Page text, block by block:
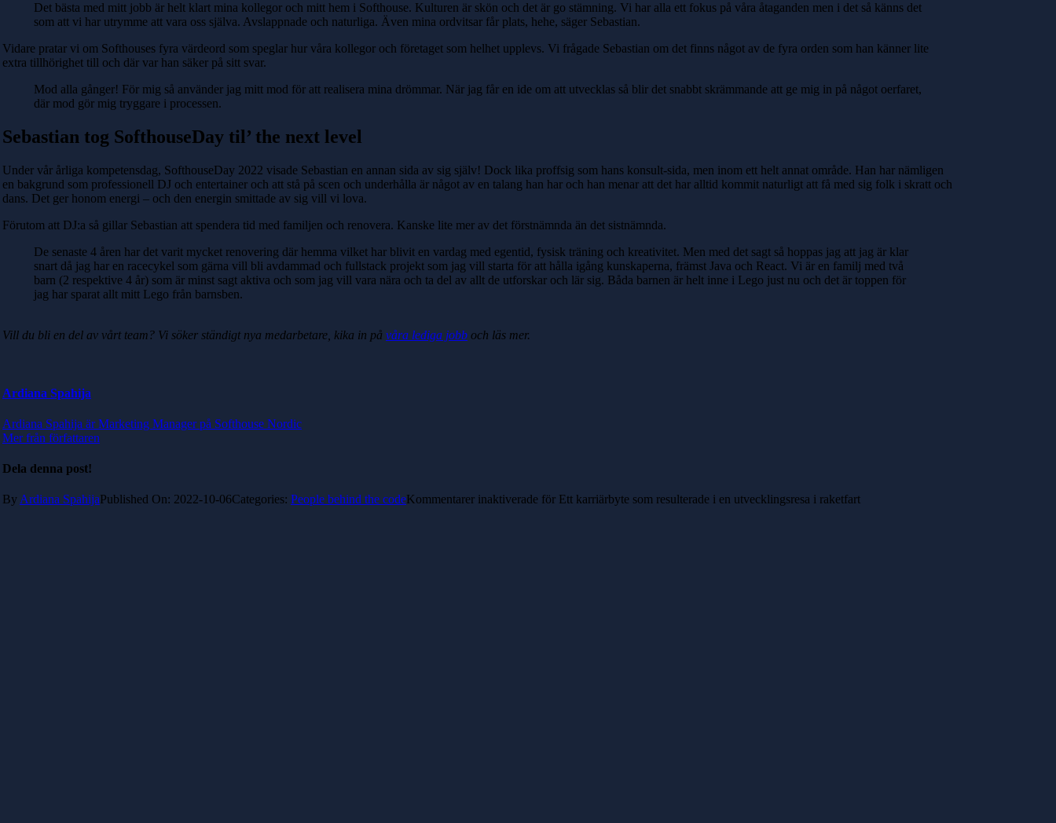
Det bästa med mitt jobb är helt klart mina kollegor och mitt hem i Softhouse. Kulturen är skön och det är go stämning. Vi har alla ett fokus på våra åtaganden men i det så känns det
som att vi har utrymme att vara oss själva. Avslappnade och naturliga. Även mina ordvitsar får plats, hehe, säger Sebastian.
Vidare pratar vi om Softhouses fyra värdeord som speglar hur våra kollegor och företaget som helhet upplevs. Vi frågade Sebastian om det finns något av de fyra orden som han känner lite
extra tillhörighet till och där var han säker på sitt svar.
Mod alla gånger! För mig så använder jag mitt mod för att realisera mina drömmar. När jag får en ide om att utvecklas så blir det snabbt skrämmande att ge mig in på något oerfaret,
där mod gör mig tryggare i processen.
Sebastian tog SofthouseDay til’ the next level
Under vår årliga kompetensdag, SofthouseDay 2022 visade Sebastian en annan sida av sig själv! Dock lika proffsig som hans konsult-sida, men inom ett helt annat område. Han har nämligen
en bakgrund som professionell DJ och entertainer och att stå på scen och underhålla är något av en talang han har och han menar att det har alltid kommit naturligt att få med sig folk i skratt och
dans. Det ger honom energi – och den energin smittade av sig vill vi lova.
Förutom att DJ:a så gillar Sebastian att spendera tid med familjen och renovera. Kanske lite mer av det förstnämnda än det sistnämnda.
De senaste 4 åren har det varit mycket renovering där hemma vilket har blivit en vardag med egentid, fysisk träning och kreativitet. Men med det sagt så hoppas jag att jag är klar
snart då jag har en racecykel som gärna vill bli avdammad och fullstack projekt som jag vill starta för att hålla igång kunskaperna, främst Java och React. Vi är en familj med två
barn (2 respektive 4 år) som är minst sagt aktiva och som jag vill vara nära och ta del av allt de utforskar och lär sig. Båda barnen är helt inne i Lego just nu och det är toppen för
jag har sparat allt mitt Lego från barnsben.
Vill du bli en del av vårt team? Vi söker ständigt nya medarbetare, kika in på våra lediga jobb och läs mer.
Ardiana Spahija
Ardiana Spahija är Marketing Manager på Softhouse Nordic
Mer från författaren
Dela denna post!
By Ardiana SpahijaPublished On: 2022-10-06Categories: People behind the codeKommentarer inaktiverade för Ett karriärbyte som resulterade i en utvecklingsresa i raketfart